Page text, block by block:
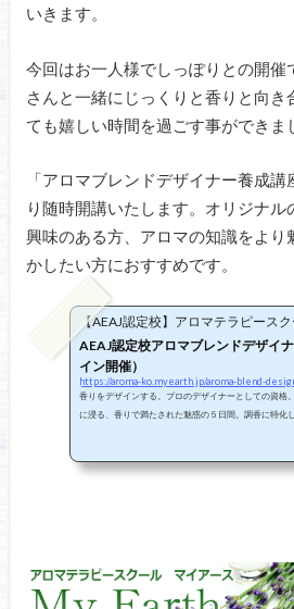
いきます。
今回はお一人様でしっぽりとの開催
さんと一緒にじっくりと香りと向き
ても嬉しい時間を過ごす事ができま
「アロマブレンドデザイナー養成
り随時開講いたします。オリジナル
興味のある方、アロマの知識をより
かしたい方におすすめです。
【AEAJ認定校】アロマテラピース
AEAJ認定校アロマブレンドデザイ
イン開催）
https://aroma-ko.myearth.jp/aroma-blend-
香りをデザインする。プロのデザイナーとしての資格
に浸る、香りで満たされた魅惑の５日間。調香に特化
しみに♪この機会にぜひお申し込みください。なお、